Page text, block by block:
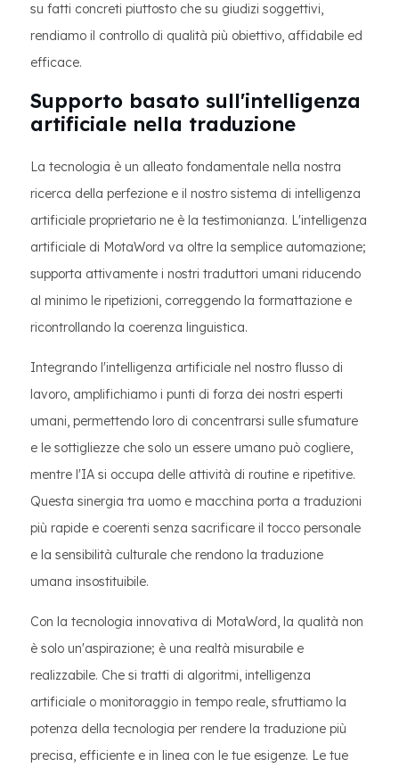
su fatti concreti piuttosto che su giudizi soggettivi,
rendiamo il controllo di qualità più obiettivo, affidabile ed
efficace.
Supporto basato sull'intelligenza
artificiale nella traduzione
La tecnologia è un alleato fondamentale nella nostra
ricerca della perfezione e il nostro sistema di intelligenza
artificiale proprietario ne è la testimonianza. L'intelligenza
artificiale di MotaWord va oltre la semplice automazione;
supporta attivamente i nostri traduttori umani riducendo
al minimo le ripetizioni, correggendo la formattazione e
ricontrollando la coerenza linguistica.
Integrando l'intelligenza artificiale nel nostro flusso di
lavoro, amplifichiamo i punti di forza dei nostri esperti
umani, permettendo loro di concentrarsi sulle sfumature
e le sottigliezze che solo un essere umano può cogliere,
mentre l'IA si occupa delle attività di routine e ripetitive.
Questa sinergia tra uomo e macchina porta a traduzioni
più rapide e coerenti senza sacrificare il tocco personale
e la sensibilità culturale che rendono la traduzione
umana insostituibile.
Con la tecnologia innovativa di MotaWord, la qualità non
è solo un'aspirazione; è una realtà misurabile e
realizzabile. Che si tratti di algoritmi, intelligenza
artificiale o monitoraggio in tempo reale, sfruttiamo la
potenza della tecnologia per rendere la traduzione più
precisa, efficiente e in linea con le tue esigenze. Le tue